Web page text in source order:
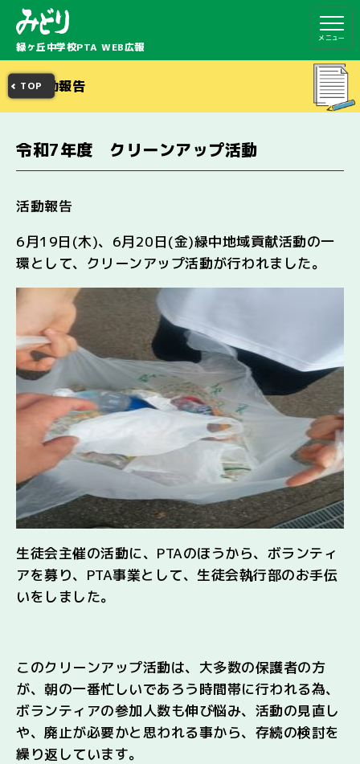
緑ヶ丘中学校PTA WEB広報
活動報告
TOP
令和7年度 クリーンアップ活動
活動報告
6月19日(木)、6月20日(金)緑中地域貢献活動の一
環として、クリーンアップ活動が行われました。
生徒会主催の活動に、PTAのほうから、ボランティ
アを募り、PTA事業として、生徒会執行部のお手伝
いをしました。
このクリーンアップ活動は、大多数の保護者の方
が、朝の一番忙しいであろう時間帯に行われる為、
ボランティアの参加人数も伸び悩み、活動の見直し
や、廃止が必要かと思われる事から、存続の検討を
繰り返しています。
メニュー